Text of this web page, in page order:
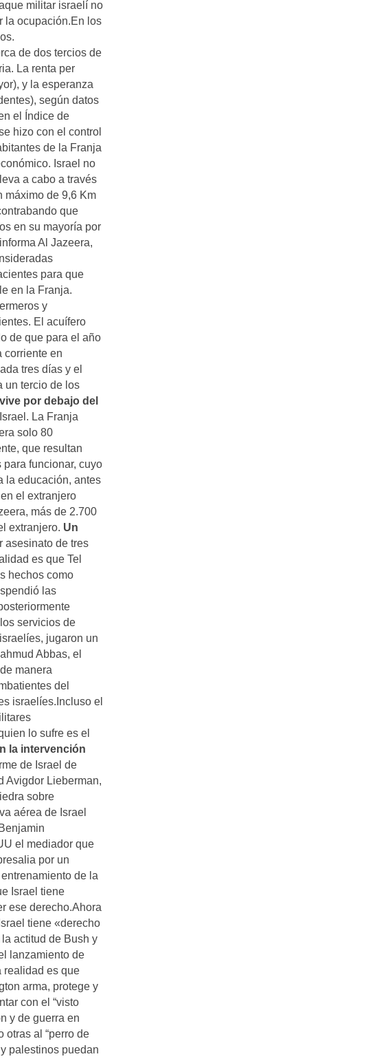
militar israelí no
la ocupación.En los
de dos tercios de
La renta per
y la esperanza
según datos
el Índice de
hizo con el control
de la Franja
Israel no
a cabo a través
máximo de 9,6 Km
que
en su mayoría por
Al Jazeera,
para que
en la Franja.
y
El acuífero
de que para el año
corriente en
tres días y el
un tercio de los
por debajo del
La Franja
solo 80
que resultan
funcionar, cuyo
la educación, antes
el extranjero
más de 2.700
extranjero. Un
asesinato de tres
es que Tel
hechos como
las
servicios de
jugaron un
Abbas, el
manera
del
israelíes.Incluso el
lo sufre es el
la intervención
de Israel de
Avigdor Lieberman,
sobre
aérea de Israel
el mediador que
por un
de la
Israel tiene
ese derecho.Ahora
tiene «derecho
actitud de Bush y
lanzamiento de
realidad es que
arma, protege y
con el “visto
y de guerra en
otras al “perro de
palestinos puedan